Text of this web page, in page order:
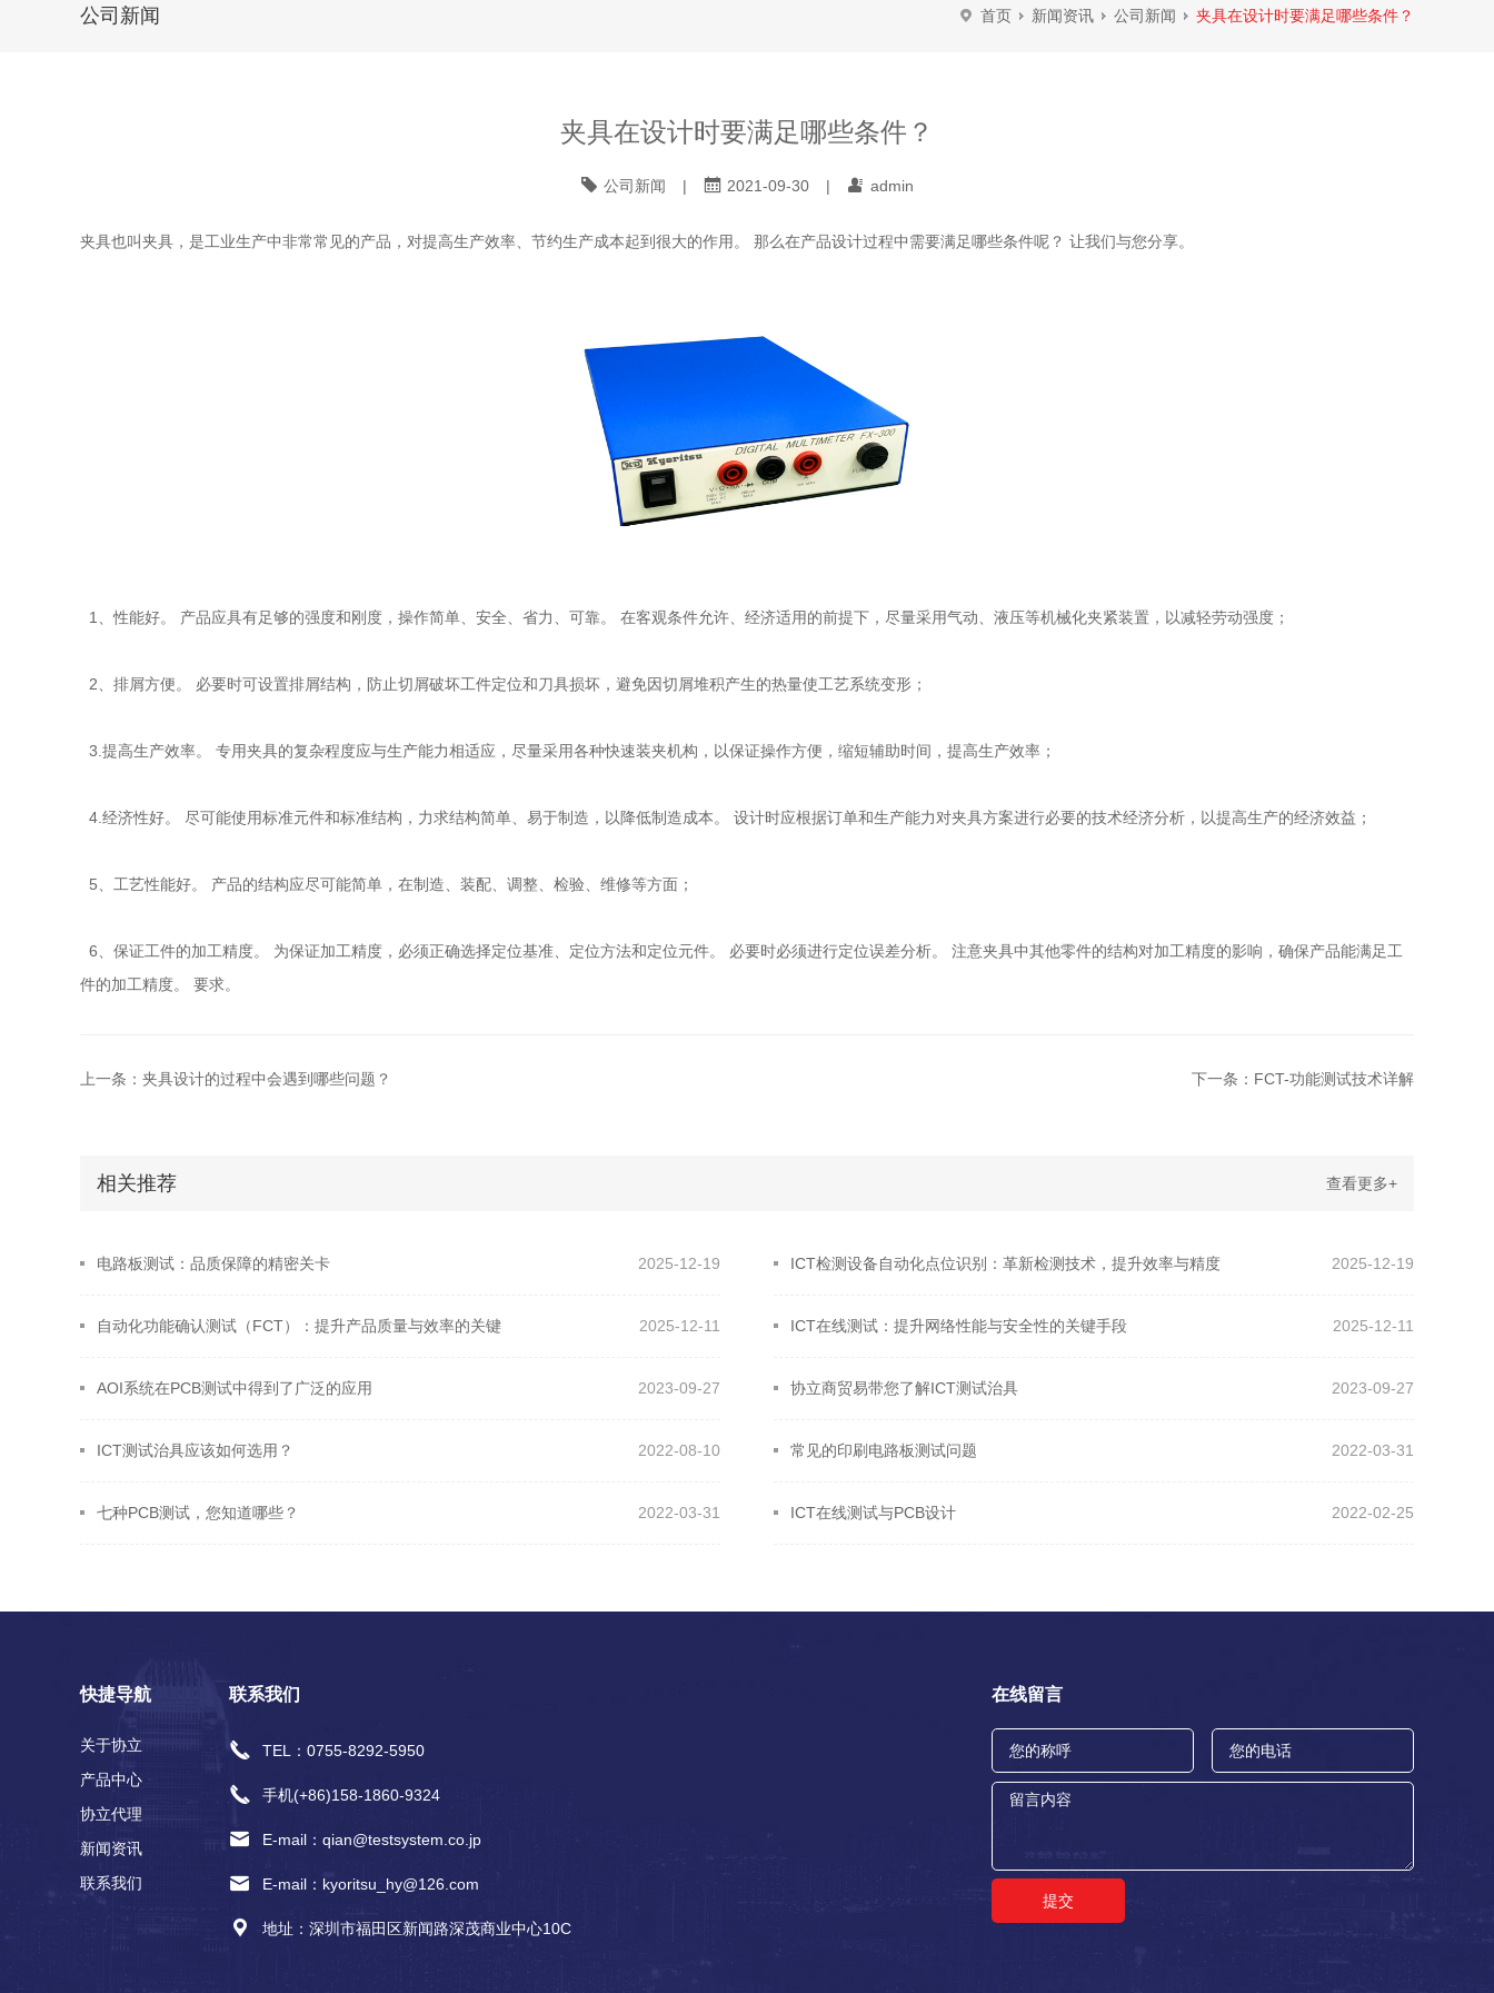
首页 新闻资讯 公司新闻 夹具在设计时要满足哪些条件？
公司新闻
夹具在设计时要满足哪些条件？
公司新闻 | 2021-09-30 | admin
夹具也叫夹具，是工业生产中非常常见的产品，对提高生产效率、节约生产成本起到很大的作用。 那么在产品设计过程中需要满足哪些条件呢？ 让我们与您分享。
1、性能好。 产品应具有足够的强度和刚度，操作简单、安全、省力、可靠。 在客观条件允许、经济适用的前提下，尽量采用气动、液压等机械化夹紧装置，以减轻劳动强度；
2、排屑方便。 必要时可设置排屑结构，防止切屑破坏工件定位和刀具损坏，避免因切屑堆积产生的热量使工艺系统变形；
3.提高生产效率。 专用夹具的复杂程度应与生产能力相适应，尽量采用各种快速装夹机构，以保证操作方便，缩短辅助时间，提高生产效率；
4.经济性好。 尽可能使用标准元件和标准结构，力求结构简单、易于制造，以降低制造成本。 设计时应根据订单和生产能力对夹具方案进行必要的技术经济分析，以提高生产的经济效益；
5、工艺性能好。 产品的结构应尽可能简单，在制造、装配、调整、检验、维修等方面；
6、保证工件的加工精度。 为保证加工精度，必须正确选择定位基准、定位方法和定位元件。 必要时必须进行定位误差分析。 注意夹具中其他零件的结构对加工精度的影响，确保产品能满足工
件的加工精度。 要求。
上一条：夹具设计的过程中会遇到哪些问题？ 下一条：FCT-功能测试技术详解
相关推荐 查看更多+
2025-12-19
电路板测试：品质保障的精密关卡 2025-12-19
ICT检测设备自动化点位识别：革新检测技术，提升效率与精度
2025-12-11
自动化功能确认测试（FCT）：提升产品质量与效率的关键 2025-12-11
ICT在线测试：提升网络性能与安全性的关键手段
2023-09-27
AOI系统在PCB测试中得到了广泛的应用 2023-09-27
协立商贸易带您了解ICT测试治具
2022-08-10
ICT测试治具应该如何选用？ 2022-03-31
常见的印刷电路板测试问题
2022-03-31
七种PCB测试，您知道哪些？ 2022-02-25
ICT在线测试与PCB设计
快捷导航
关于协立
产品中心
协立代理
新闻资讯
联系我们
联系我们
TEL：0755-8292-5950
手机(+86)158‐1860‐9324
E-mail：qian@testsystem.co.jp
E-mail：kyoritsu_hy@126.com
地址：深圳市福田区新闻路深茂商业中心10C
在线留言
提交